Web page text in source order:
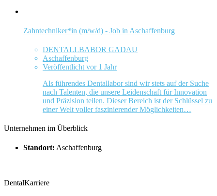
Zahntechniker*in (m/w/d) - Job in Aschaffenburg
DENTALLBABOR GADAU
Aschaffenburg
Veröffentlicht vor 1 Jahr
Als führendes Dentallabor sind wir stets auf der Suche
nach Talenten, die unsere Leidenschaft für Innovation
und Präzision teilen. Dieser Bereich ist der Schlüssel zu
einer Welt voller faszinierender Möglichkeiten…
Unternehmen im Überblick
Standort: Aschaffenburg
DentalKarriere